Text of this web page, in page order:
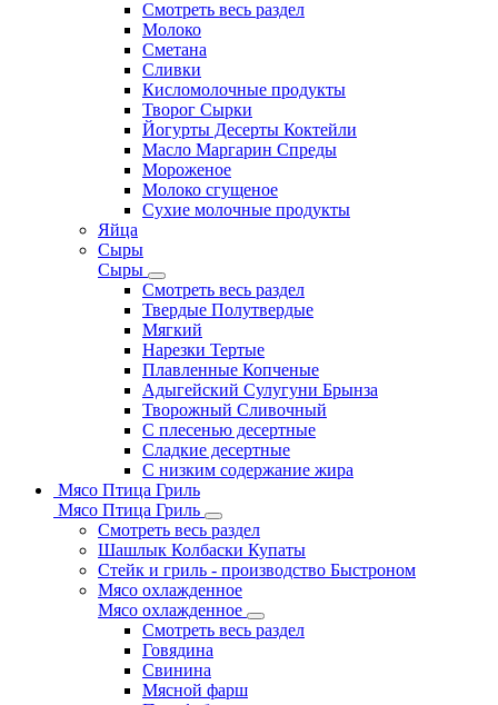
Смотреть весь раздел
Молоко
Сметана
Сливки
Кисломолочные продукты
Творог Сырки
Йогурты Десерты Коктейли
Масло Маргарин Спреды
Мороженое
Молоко сгущеное
Сухие молочные продукты
Яйца
Сыры
Сыры
Смотреть весь раздел
Твердые Полутвердые
Мягкий
Нарезки Тертые
Плавленные Копченые
Адыгейский Сулугуни Брынза
Творожный Сливочный
С плесенью десертные
Сладкие десертные
С низким содержание жира
Мясо Птица Гриль
Мясо Птица Гриль
Смотреть весь раздел
Шашлык Колбаски Купаты
Стейк и гриль - производство Быстроном
Мясо охлажденное
Мясо охлажденное
Смотреть весь раздел
Говядина
Свинина
Мясной фарш